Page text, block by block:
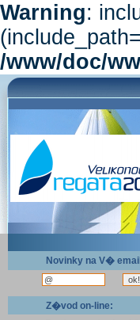
Warning:
/www/doc/
Novinky na V�
Z�vod on-line: